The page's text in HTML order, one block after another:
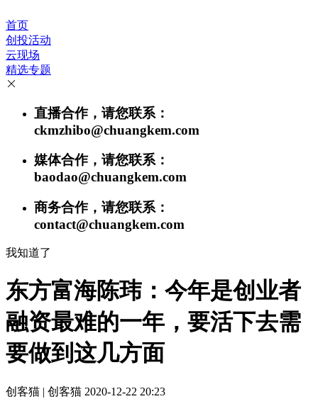
首页
创投活动
云现场
精选专题
直播合作，请您联系：
ckmzhibo@chuangkem.com
媒体合作，请您联系：
baodao@chuangkem.com
商务合作，请您联系：
contact@chuangkem.com
我知道了
东方富海陈玮：今年是创业者
融资最难的一年，要活下去需
要做到这几方面
创客猫 | 创客猫 2020-12-22 20:23